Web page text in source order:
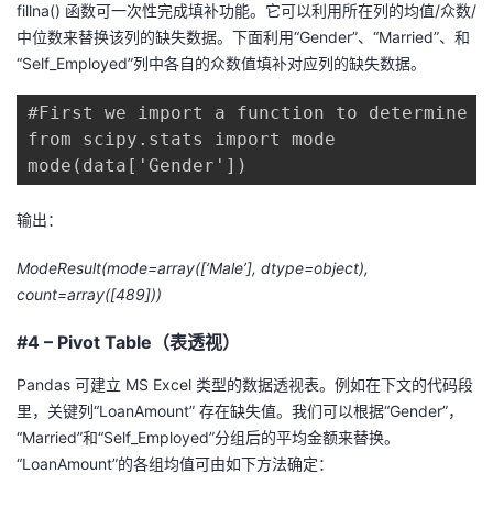
fillna() 函数可一次性完成填补功能。它可以利用所在列的均值/众数/
中位数来替换该列的缺失数据。下面利用“Gender”、“Married”、和
“Self_Employed”列中各自的众数值填补对应列的缺失数据。
#First we import a function to determine
from scipy.stats import mode
mode(data['Gender'])
输出：
ModeResult(mode=array([‘Male’], dtype=object),
count=array([489]))
#4 – Pivot Table（表透视）
Pandas 可建立 MS Excel 类型的数据透视表。例如在下文的代码段
里，关键列“LoanAmount” 存在缺失值。我们可以根据“Gender”，
“Married”和“Self_Employed”分组后的平均金额来替换。
“LoanAmount”的各组均值可由如下方法确定：